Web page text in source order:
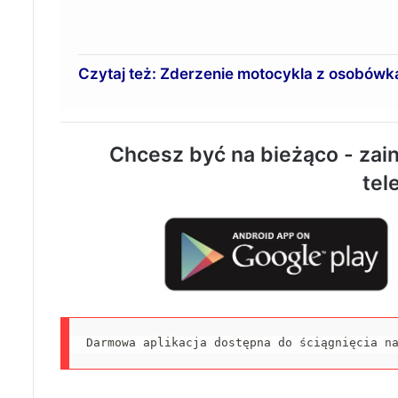
Czytaj też: Zderzenie motocykla z
Chcesz być na bieżąco -
Darmowa aplikacja dostępna do ściągnięcia